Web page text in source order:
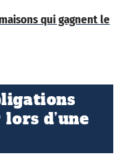
qui gagnent le
d’une